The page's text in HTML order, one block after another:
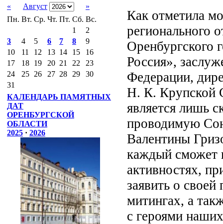
«
Август
»
Пн. Вт. Ср. Чт. Пт. Сб. Вс.
1
2
3
4 5 6 7 8
9
10
11 12 13 14 15
16
17
18 19 20 21 22
23
24
25 26 27 28 29
30
31
КАЛЕНДАРЬ ПАМЯТНЫХ
ДАТ
ОРЕНБУРГСКОЙ
ОБЛАСТИ
2025 · 2026
Как отметила
регионального
Оренбургского
Россия»,
Федерации,
Н. К. Крупской
является лишь
проводимую
Валентины
каждый сможет
активностях,
заявить о своей
митингах, а
с героями